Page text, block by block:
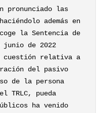
pronunciado las
además en
la Sentencia de
junio de 2022
cuestión relativa a
del pasivo
de la persona
TRLC, pueda
ha venido